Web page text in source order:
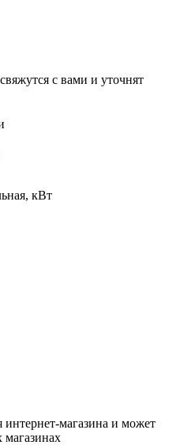
с вами и уточнят
кВт
интернет-магазина и может
магазинах